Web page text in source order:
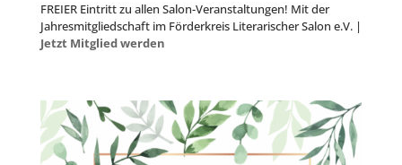
FREIER Eintritt zu allen Salon-Veranstaltungen! Mit der
Jahresmitgliedschaft im Förderkreis Literarischer Salon e.V. |
Jetzt Mitglied werden